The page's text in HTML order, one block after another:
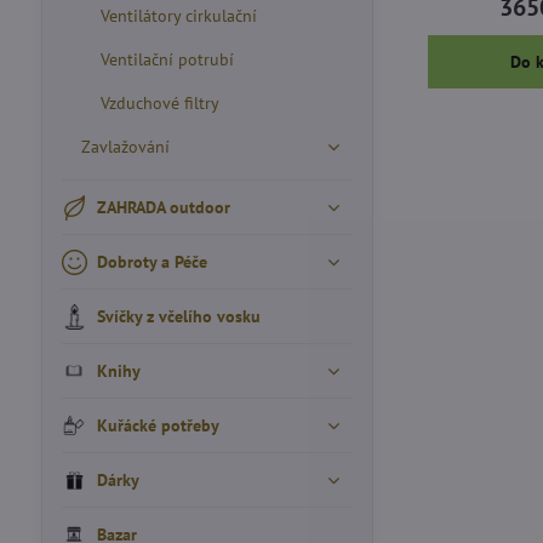
Do
Ventilátory cirkulační
Ventilační potrubí
Vzduchové filtry
Zavlažování
ZAHRADA outdoor
Dobroty a Péče
Svíčky z včelího vosku
Knihy
Kuřácké potřeby
Dárky
Bazar